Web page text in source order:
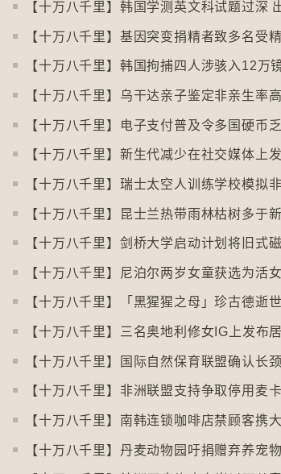
【十万八千里】基因突变捐精者致多名受
【十万八千里】乌干达亲子鉴定非亲生率
【十万八千里】新生代减少在社交媒体上
【十万八千里】瑞士太空人训练学校模拟
【十万八千里】尼泊尔两岁女童获选为活